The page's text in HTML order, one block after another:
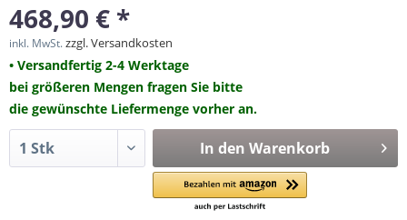
468,90 € *
inkl. MwSt.zzgl. Versandkosten
• Versandfertig 2-4 Werktage
bei größeren Mengen fragen Sie bitte
die gewünschte Liefermenge vorher an.
In den Warenkorb